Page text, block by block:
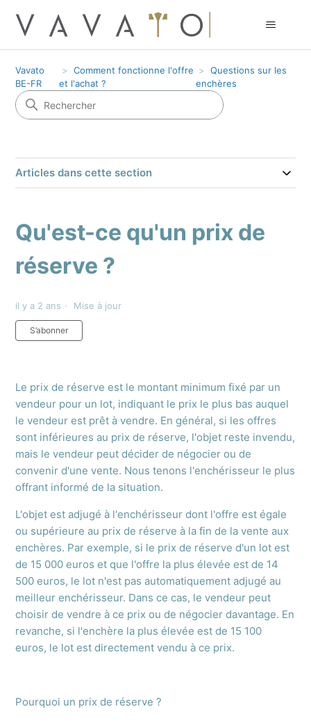
Vavato
BE-FR
Comment fonctionne l'offre
et l'achat ?
Questions sur les
enchères
Articles dans cette section
Qu'est-ce qu'un prix de
réserve ?
il y a 2 ans Mise à jour
S’abonner
Le prix de réserve est le montant minimum fixé par un
vendeur pour un lot, indiquant le prix le plus bas auquel
le vendeur est prêt à vendre. En général, si les offres
sont inférieures au prix de réserve, l'objet reste invendu,
mais le vendeur peut décider de négocier ou de
convenir d'une vente. Nous tenons l'enchérisseur le plus
offrant informé de la situation.
L'objet est adjugé à l'enchérisseur dont l'offre est égale
ou supérieure au prix de réserve à la fin de la vente aux
enchères. Par exemple, si le prix de réserve d'un lot est
de 15 000 euros et que l'offre la plus élevée est de 14
500 euros, le lot n'est pas automatiquement adjugé au
meilleur enchérisseur. Dans ce cas, le vendeur peut
choisir de vendre à ce prix ou de négocier davantage. En
revanche, si l'enchère la plus élevée est de 15 100
euros, le lot est directement vendu à ce prix.
Pourquoi un prix de réserve ?